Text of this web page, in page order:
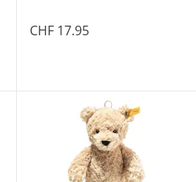
CHF 17.95